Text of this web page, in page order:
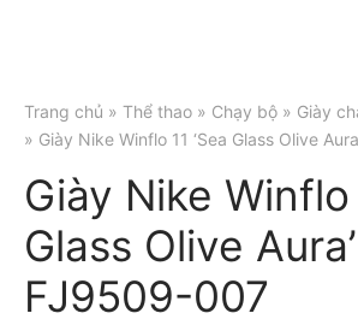
Trang chủ » Thể thao » Chạy bộ » Giày
» Giày Nike Winflo 11 ‘Sea Glass Olive
Giày Nike Winflo
Glass Olive Aura’
FJ9509-007